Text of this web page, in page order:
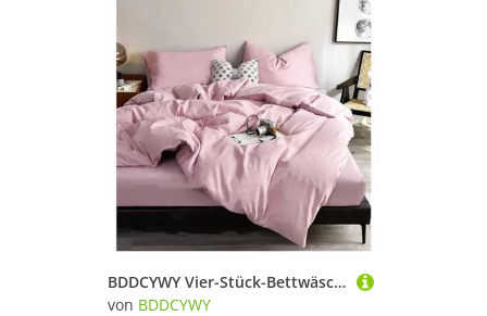
BDDCYWY Vier-Stück-Bettwäsche-Set Vier Teile Set, Bettwäsche EIN-Bett-Blätterblatt Schlafzimmer Bettzug Sets, Twin (Purple-Queen
von BDDCYWY